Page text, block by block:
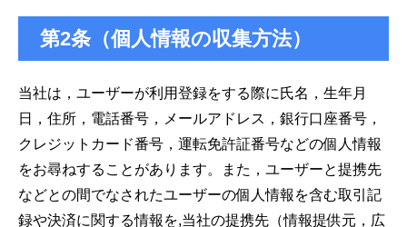
第2条（個人情報の収集方法）
当社は，ユーザーが利用登録をする際に氏名，生年月
日，住所，電話番号，メールアドレス，銀行口座番号，
クレジットカード番号，運転免許証番号などの個人情報
をお尋ねすることがあります。また，ユーザーと提携先
などとの間でなされたユーザーの個人情報を含む取引記
録や決済に関する情報を,当社の提携先（情報提供元，広